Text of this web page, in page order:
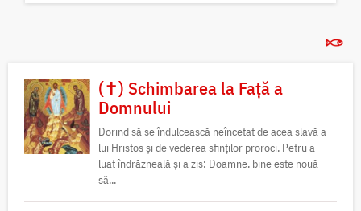
(✝) Schimbarea la Față a
Domnului
Dorind să se îndulcească neîncetat de acea slavă a
lui Hristos și de vederea sfinților proroci, Petru a
luat îndrăzneală și a zis: Doamne, bine este nouă
să...